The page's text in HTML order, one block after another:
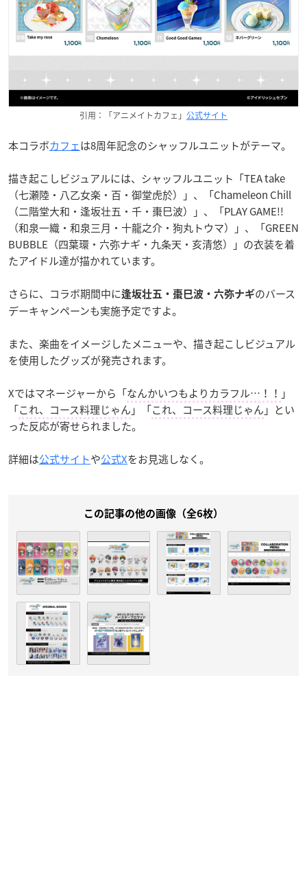
引用：「アニメイトカフェ」 公式サイト
本コラボカフェは8周年記念のシャッフルユニットがテーマ。
描き起こしビジュアルには、シャッフルユニット「TEA take
（七瀬陸・八乙女楽・百・御堂虎於）」、「Chameleon Chill
（二階堂大和・逢坂壮五・千・棗巳波）」、「PLAY GAME!!
（和泉一織・和泉三月・十龍之介・狗丸トウマ）」、「GREEN
BUBBLE（四葉環・六弥ナギ・九条天・亥清悠）」の衣装を着
たアイドル達が描かれています。
さらに、コラボ期間中に逢坂壮五・棗巳波・六弥ナギのバース
デーキャンペーンも実施予定ですよ。
また、楽曲をイメージしたメニューや、描き起こしビジュアル
を使用したグッズが発売されます。
Xではマネージャーから「なんかいつもよりカラフル…！！ 」
「これ、コース料理じゃん 」「これ、コース料理じゃん 」とい
った反応が寄せられました。
詳細は公式サイトや公式Xをお見逃しなく。
この記事の他の画像（全6枚）